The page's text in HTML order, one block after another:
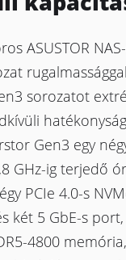
ASUSTOR
sorozatot
Gen3 egy
GHz-ig terjedő
PCIe 4.0-s
két 5 GbE-s
4800